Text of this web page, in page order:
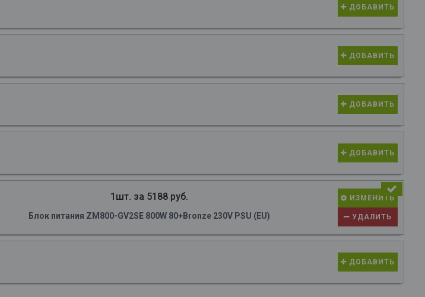
ДОБАВИТЬ
ДОБАВИТЬ
ДОБАВИТЬ
ДОБАВИТЬ
1шт. за 5188 руб.
Блок питания ZM800-GV2SE 800W 80+Bronze 230V PSU (EU)
ИЗМЕНИТЬ
УДАЛИТЬ
ДОБАВИТЬ